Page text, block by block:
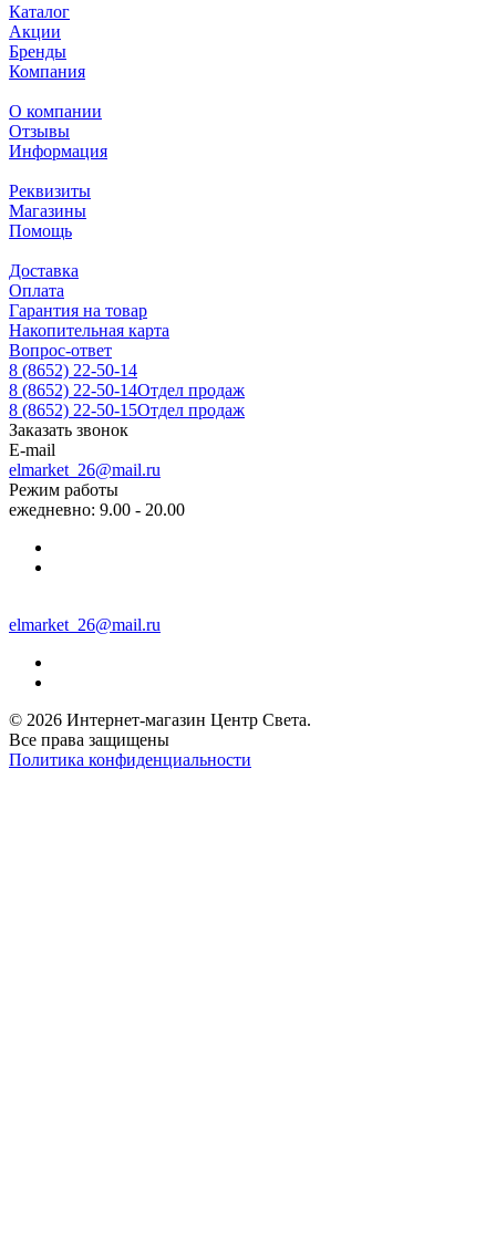
Каталог
Акции
Бренды
Компания
О компании
Отзывы
Информация
Реквизиты
Магазины
Помощь
Доставка
Оплата
Гарантия на товар
Накопительная карта
Вопрос-ответ
8 (8652) 22-50-14
8 (8652) 22-50-14Отдел продаж
8 (8652) 22-50-15Отдел продаж
Заказать звонок
E-mail
elmarket_26@mail.ru
Режим работы
ежедневно: 9.00 - 20.00
elmarket_26@mail.ru
© 2026 Интернет-магазин Центр Света.
Все права защищены
Политика конфиденциальности